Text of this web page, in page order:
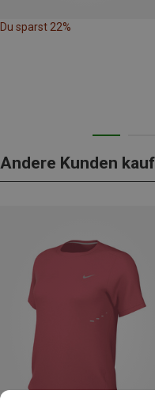
Du sparst 22%
Andere Kunden